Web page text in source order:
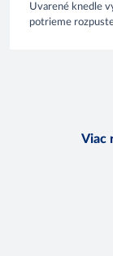
Uvarené knedle
potrieme
Viac